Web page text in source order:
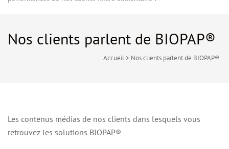
Nos clients parlent de BIOPAP®
Accueil> Nos clients parlent de BIOPAP®
Les contenus médias de nos clients dans lesquels vous
retrouvez les solutions BIOPAP®